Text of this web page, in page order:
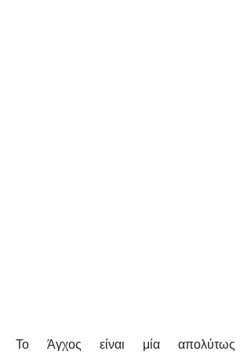
Το Άγχος είναι μία απολύτως